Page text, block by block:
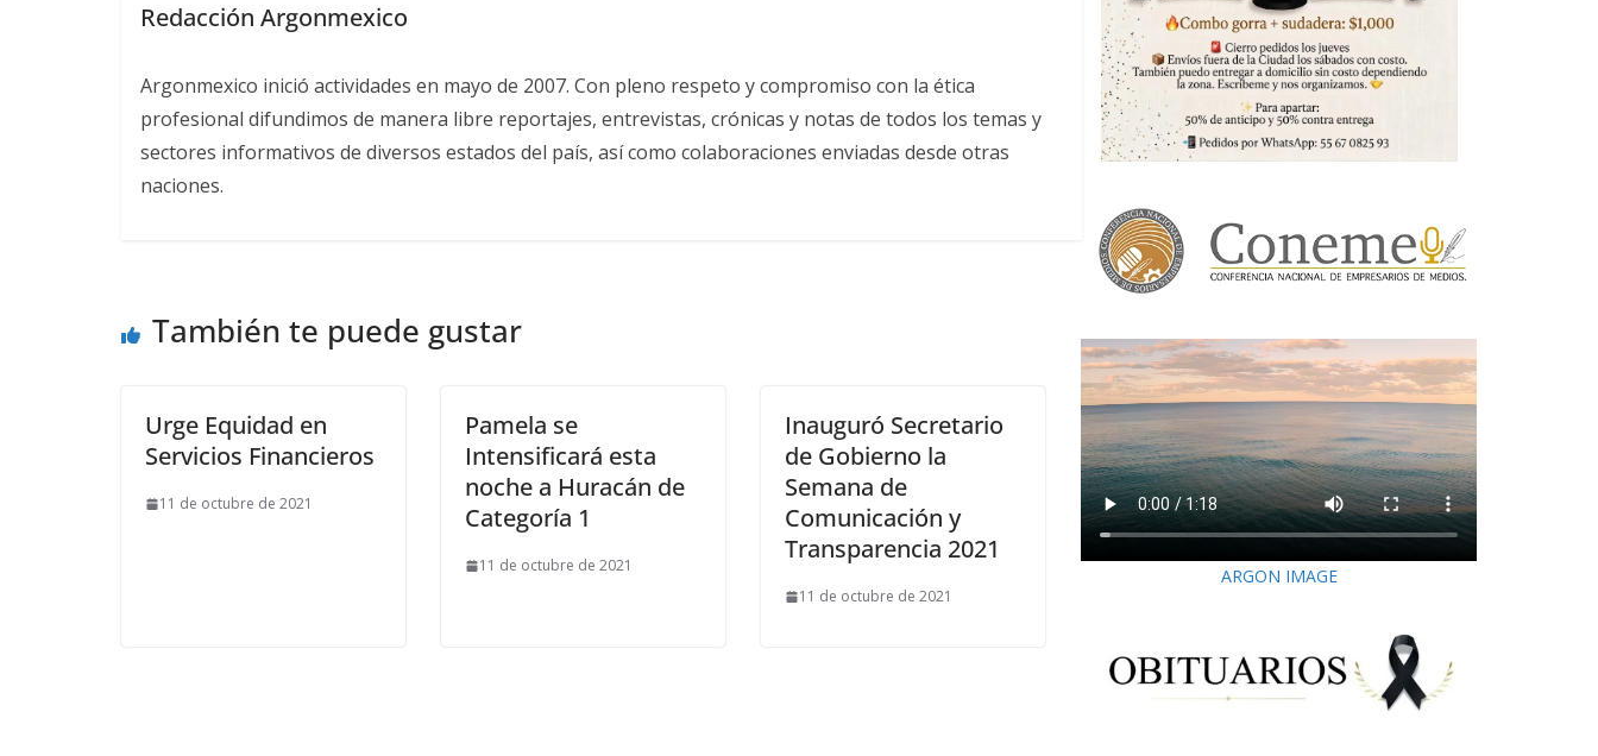
Redacción Argonmexico
Argonmexico inició actividades en mayo de 2007. Con pleno respeto y compromiso con la ética
profesional difundimos de manera libre reportajes, entrevistas, crónicas y notas de todos los temas y
sectores informativos de diversos estados del país, así como colaboraciones enviadas desde otras
naciones.
También te puede gustar
Urge Equidad en
Servicios Financieros
11 de octubre de 2021
Pamela se
Intensificará esta
noche a Huracán de
Categoría 1
11 de octubre de 2021
Inauguró Secretario
de Gobierno la
Semana de
Comunicación y
Transparencia 2021
11 de octubre de 2021
ARGON IMAGE